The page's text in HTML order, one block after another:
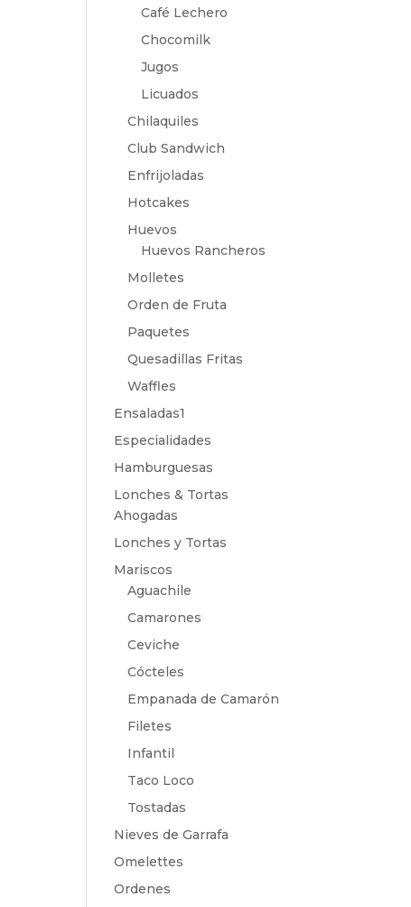
Café Lechero
Chocomilk
Jugos
Licuados
Chilaquiles
Club Sandwich
Enfrijoladas
Hotcakes
Huevos
Huevos Rancheros
Molletes
Orden de Fruta
Paquetes
Quesadillas Fritas
Waffles
Ensaladas1
Especialidades
Hamburguesas
Lonches & Tortas
Ahogadas
Lonches y Tortas
Mariscos
Aguachile
Camarones
Ceviche
Cócteles
Empanada de Camarón
Filetes
Infantil
Taco Loco
Tostadas
Nieves de Garrafa
Omelettes
Ordenes